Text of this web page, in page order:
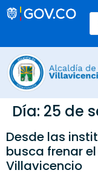
Día: 25 de
Desde las
busca frenar
Villavicencio